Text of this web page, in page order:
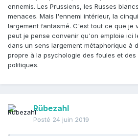
ennemis. Les Prussiens, les Russes
menaces. Mais l'ennemi intérieur, la
largement fantasmé. C'est tout ce que je
peut je pense convenir qu'on emploie ici
dans un sens largement métaphorique à
propre à la psychologie des foules et des
politiques.
Rübezahl
Posté 24 juin 2019